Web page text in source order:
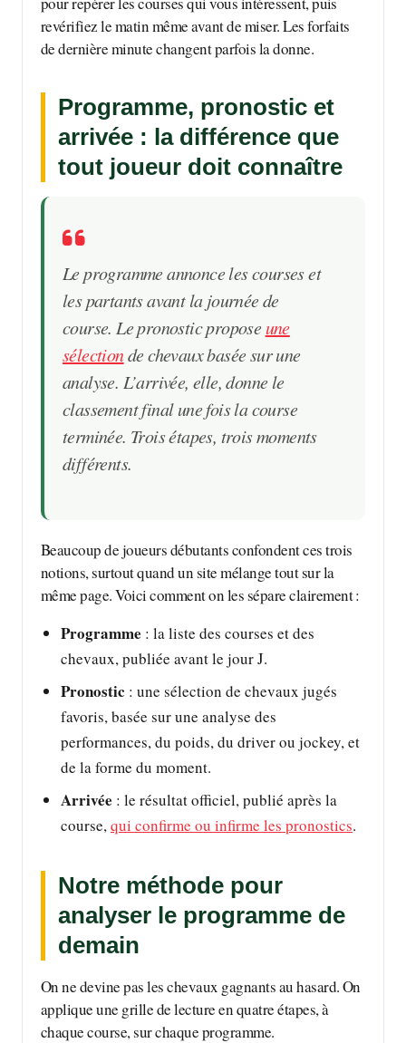
revérifiez le matin même avant de miser. Les forfaits
de dernière minute changent parfois la donne.
Programme, pronostic et
arrivée : la différence que
tout joueur doit connaître
Le programme annonce les courses et
les partants avant la journée de
course. Le pronostic proposeune
sélectionde chevaux basée sur une
analyse. L’arrivée, elle, donne le
classement final une fois la course
terminée. Trois étapes, trois moments
différents.
Beaucoup de joueurs débutants confondent ces trois
notions, surtout quand un site mélange tout sur la
même page. Voici comment on les sépare clairement :
Programme : la liste des courses et des
chevaux, publiée avant le jour J.
Pronostic : une sélection de chevaux jugés
favoris, basée sur une analyse des
performances, du poids, du driver ou jockey, et
de la forme du moment.
Arrivée : le résultat officiel, publié après la
course,qui confirme ou infirme les pronostics.
Notre méthode pour
analyser le programme de
demain
On ne devine pas les chevaux gagnants au hasard. On
applique une grille de lecture en quatre étapes, à
chaque course, sur chaque programme.